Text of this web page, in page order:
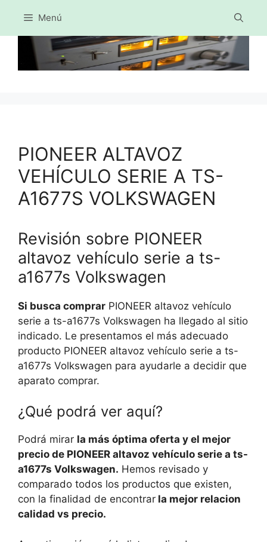
Saltar
al
contenido
Menú
PIONEER ALTAVOZ
VEHÍCULO SERIE A TS-
A1677S VOLKSWAGEN
Revisión sobre PIONEER
altavoz vehículo serie a ts-
a1677s Volkswagen
Si busca comprar PIONEER altavoz vehículo
serie a ts-a1677s Volkswagen ha llegado al sitio
indicado. Le presentamos el más adecuado
producto PIONEER altavoz vehículo serie a ts-
a1677s Volkswagen para ayudarle a decidir que
aparato comprar.
¿Qué podrá ver aquí?
Podrá mirar la más óptima oferta y el mejor
precio de PIONEER altavoz vehículo serie a ts-
a1677s Volkswagen. Hemos revisado y
comparado todos los productos que existen,
con la finalidad de encontrar la mejor relacion
calidad vs precio.